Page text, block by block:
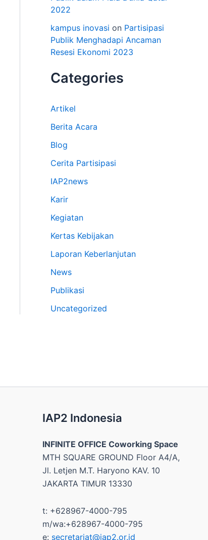
2022
kampus inovasi on Partisipasi
Publik Menghadapi Ancaman
Resesi Ekonomi 2023
Categories
Artikel
Berita Acara
Blog
Cerita Partisipasi
IAP2news
Karir
Kegiatan
Kertas Kebijakan
Laporan Keberlanjutan
News
Publikasi
Uncategorized
IAP2 Indonesia
INFINITE OFFICE Coworking Space
MTH SQUARE GROUND Floor A4/A,
Jl. Letjen M.T. Haryono KAV. 10
JAKARTA TIMUR 13330
t: +628967-4000-795
m/wa:+628967-4000-795
e: secretariat@iap2.or.id